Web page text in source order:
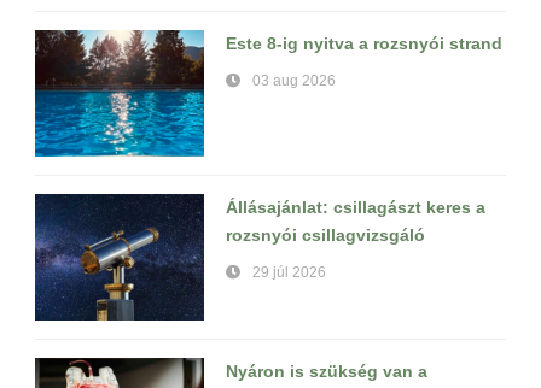
Este 8-ig nyitva a rozsnyói strand
03 aug 2026
Állásajánlat: csillagászt keres a
rozsnyói csillagvizsgáló
29 júl 2026
Nyáron is szükség van a